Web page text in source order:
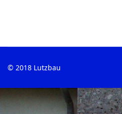
© 2018 Lutzbau